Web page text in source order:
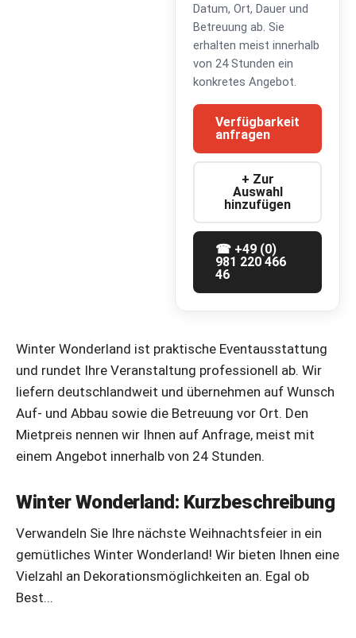
Datum, Ort, Dauer und
Betreuung ab. Sie
erhalten meist innerhalb
von 24 Stunden ein
konkretes Angebot.
Verfügbarkeit
anfragen
+ Zur
Auswahl
hinzufügen
☎ +49 (0)
981 220 466
46
Winter Wonderland ist praktische Eventausstattung
und rundet Ihre Veranstaltung professionell ab. Wir
liefern deutschlandweit und übernehmen auf Wunsch
Auf- und Abbau sowie die Betreuung vor Ort. Den
Mietpreis nennen wir Ihnen auf Anfrage, meist mit
einem Angebot innerhalb von 24 Stunden.
Winter Wonderland: Kurzbeschreibung
Verwandeln Sie Ihre nächste Weihnachtsfeier in ein
gemütliches Winter Wonderland! Wir bieten Ihnen eine
Vielzahl an Dekorationsmöglichkeiten an. Egal ob
Best...